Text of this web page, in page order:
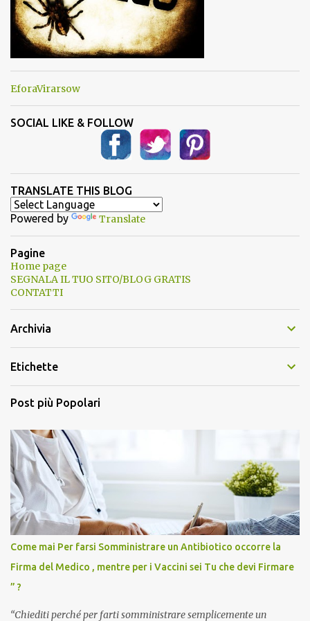
EforaVirarsow
SOCIAL LIKE & FOLLOW
TRANSLATE THIS BLOG
Powered by Translate
Pagine
Home page
SEGNALA IL TUO SITO/BLOG GRATIS
CONTATTI
Archivia
Etichette
Post più Popolari
Come mai Per farsi Somministrare un Antibiotico occorre la
Firma del Medico , mentre per i Vaccini sei Tu che devi Firmare
” ?
“Chiediti perché per farti somministrare semplicemente un